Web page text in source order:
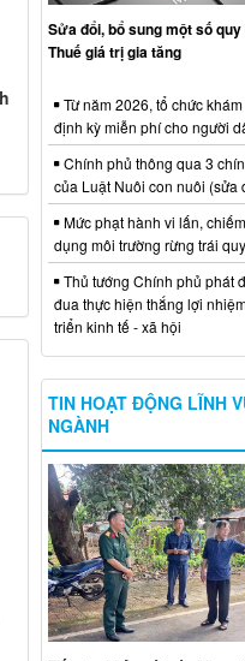
Sửa đổi, bổ sung một số
Thuế giá trị gia tăng
Từ năm 2026, tổ chức
định kỳ miễn phí cho người
Chính phủ thông qua 3
của Luật Nuôi con nuôi (sửa
Mức phạt hành vi lấn,
dụng môi trường rừng trái
Thủ tướng Chính phủ phát
đua thực hiện thắng lợi
triển kinh tế - xã hội
TIN HOẠT ĐỘNG LĨNH
NGÀNH